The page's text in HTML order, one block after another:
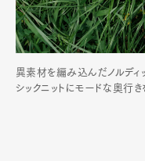
異素材を編み込んだノルデ
シックニットにモードな奥行